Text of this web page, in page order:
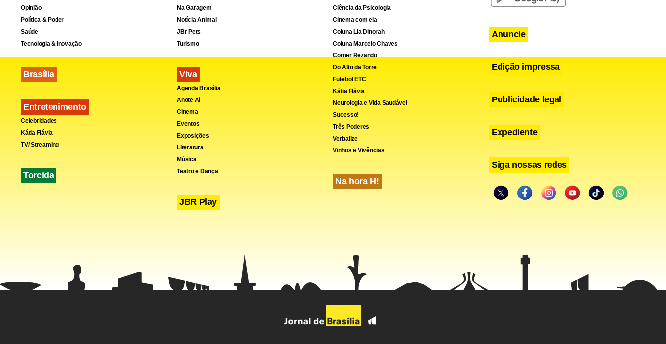
Opinião
Política & Poder
Saúde
Tecnologia & Inovação
Brasília
Entretenimento
Celebridades
Kátia Flávia
TV/ Streaming
Torcida
Na Garagem
Notícia Animal
JBr Pets
Turismo
Viva
Agenda Brasília
Anote Aí
Cinema
Eventos
Exposições
Literatura
Música
Teatro e Dança
JBR Play
Ciência da Psicologia
Cinema com ela
Coluna Lia Dinorah
Coluna Marcelo Chaves
Comer Rezando
Do Alto da Torre
Futebol ETC
Kátia Flávia
Neurologia e Vida Saudável
Sucesso!
Três Poderes
Verbalize
Vinhos e Vivências
Na hora H!
Anuncie
Edição impressa
Publicidade legal
Expediente
Siga nossas redes